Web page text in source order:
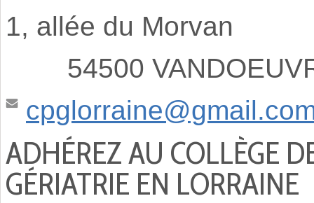
1, allée du Morvan
54500
ADHÉREZ AU COLLÈGE
GÉRIATRIE EN LORRAINE